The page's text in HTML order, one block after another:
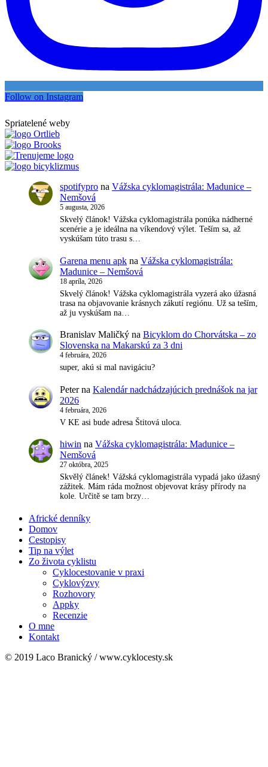
Follow on Instagram
Spriatelené weby
spotifypro na Vážska cyklomagistrála: Madunice –
Nemšová
5 augusta, 2026
Skvelý článok! Vážska cyklomagistrála ponúka nádherné
scenérie a je ideálna na víkendový výlet. Teším sa, až
vyskúšam túto trasu s…
Garena menu apk na Vážska cyklomagistrála:
Madunice – Nemšová
18 apríla, 2026
Skvelý článok! Vážska cyklomagistrála vyzerá ako úžasná
trasa na objavovanie krásnych zákutí regiónu. Už sa teším,
až ju vyskúšam na…
Branislav Maličký na Bicyklom do Chorvátska – zo
Slovenska na Makarskú za 3 dni
4 februára, 2026
super, akú si mal navigáciu?
Peterna Kalendár nadchádzajúcich prednášok na jar
2026
4 februára, 2026
V KE asi bude adresa Štitová uloca.
hiwin na Vážska cyklomagistrála: Madunice –
Nemšová
27 októbra, 2025
Skvělý článek! Vážská cyklomagistrála vypadá jako úžasný
zážitek. Mám ráda možnost objevovat krásy přírody na
kole. Určitě se tam brzy…
Africké denníky
Domov
Cestopisy
Tip na výlet
Zo života cyklistu
Cyklocestovanie v praxi
Cyklovýzvy
Rozhovory
Appky
Recenzie
O mne
Kontakt
© 2019 Laco Branický / www.cyklocesty.sk